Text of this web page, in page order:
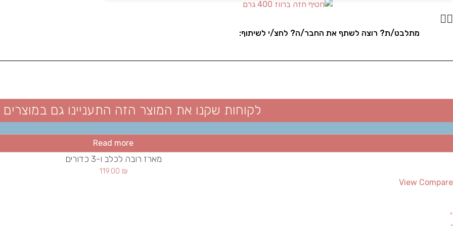
מתלבט/ת? רוצה לשתף את החבר/ה? לחצ/י לשיתוף:
לקוחות שקנו את המוצר הזה התעניינו גם
Read more
מארז רובה לכלב ו-3 כדורים
119.00 ₪
View Compare